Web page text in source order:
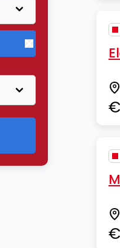
Supprimer le
Lieu
Lieu